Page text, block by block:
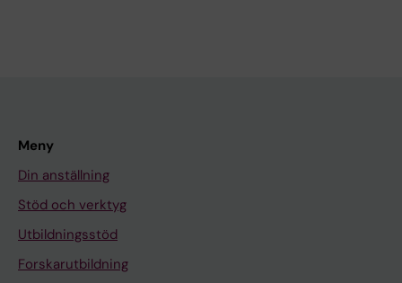
Meny
Din anställning
Stöd och verktyg
Utbildningsstöd
Forskarutbildning